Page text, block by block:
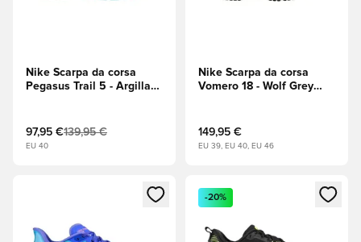
Nike Scarpa da corsa
Pegasus Trail 5 - Argilla
97,95 €139,95 €
EU 40
Nike Scarpa da corsa
Vomero 18 - Wolf Grey
149,95 €
EU 39, EU 40, EU 46
Apre una finestra modale per accedere o registrarsi come
Apre una finestra modale
-20%